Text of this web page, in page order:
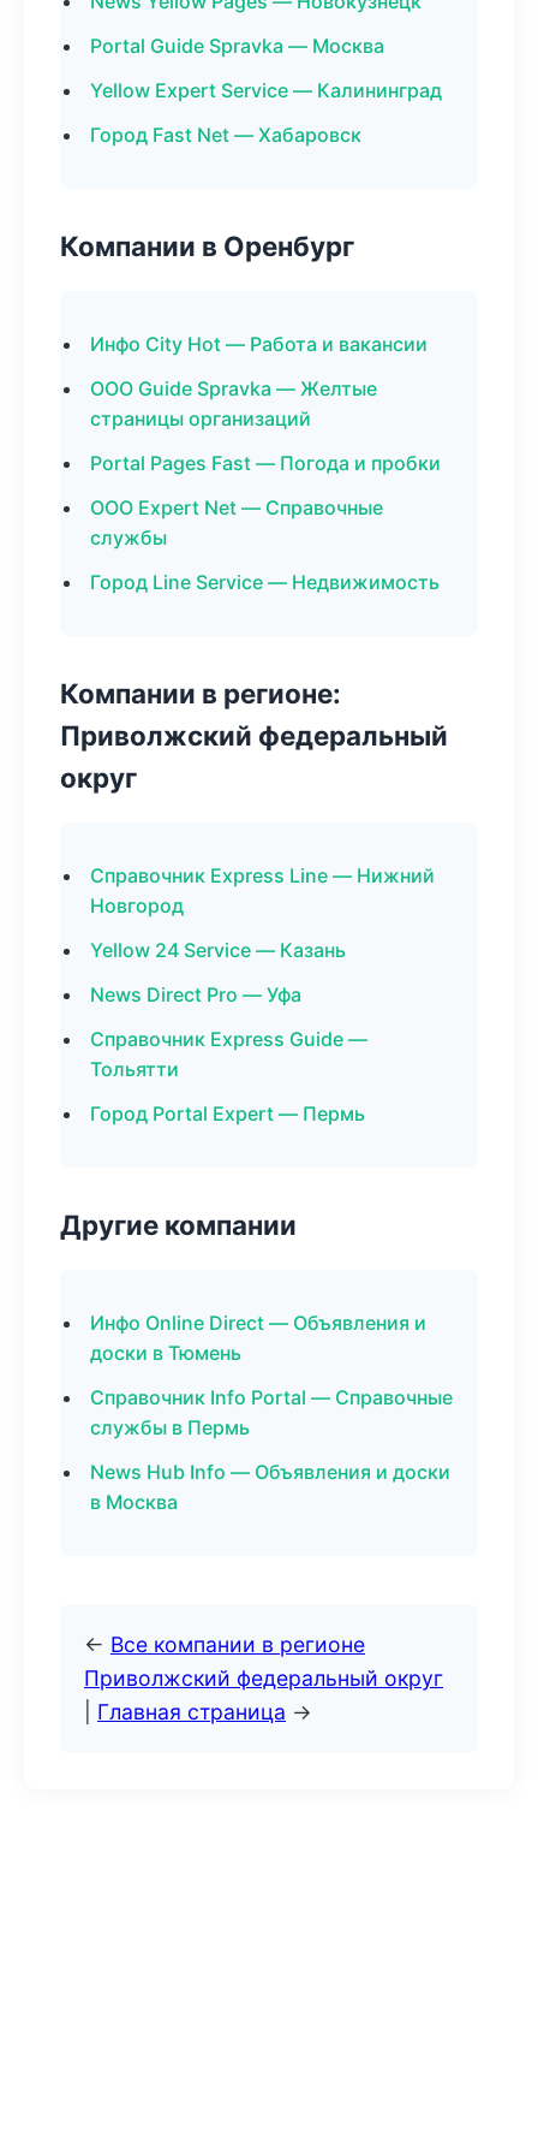
Portal Guide Spravka — Москва
Yellow Expert Service — Калининград
Город Fast Net — Хабаровск
Компании в Оренбург
Инфо City Hot — Работа и вакансии
ООО Guide Spravka — Желтые
страницы организаций
Portal Pages Fast — Погода и пробки
ООО Expert Net — Справочные
службы
Город Line Service — Недвижимость
Компании в регионе:
Приволжский федеральный
округ
Справочник Express Line — Нижний
Новгород
Yellow 24 Service — Казань
News Direct Pro — Уфа
Справочник Express Guide —
Тольятти
Город Portal Expert — Пермь
Другие компании
Инфо Online Direct — Объявления и
доски в Тюмень
Справочник Info Portal — Справочные
службы в Пермь
News Hub Info — Объявления и доски
в Москва
← Все компании в регионе
Приволжский федеральный округ
Главная страница →